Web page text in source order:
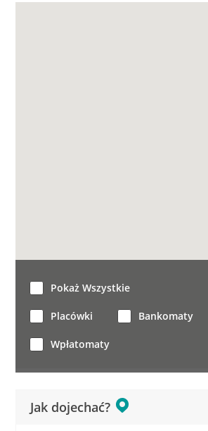
Jak dojechać?
Pokaż Wszystkie
Placówki Bankomaty
Wpłatomaty